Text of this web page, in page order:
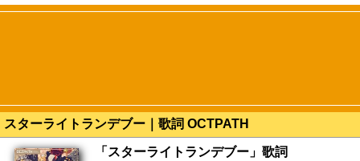
スターライトランデブー｜歌詞 OCTPATH
「スターライトランデブー」歌詞